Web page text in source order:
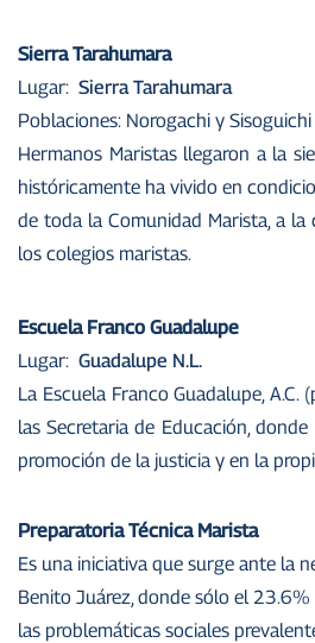
Sierra Tarahumara
Lugar: Sierra Tarahumara
Poblaciones: Norogachi y Sisoguichi
Hermanos Maristas llegaron a la
históricamente ha vivido en
de toda la Comunidad Marista, a
los colegios maristas.
Escuela Franco Guadalupe
Lugar: Guadalupe N.L.
La Escuela Franco Guadalupe,
las Secretaria de Educación,
promoción de la justicia y en la
Preparatoria Técnica Marista
Es una iniciativa que surge ante la
Benito Juárez, donde sólo el
las problemáticas sociales